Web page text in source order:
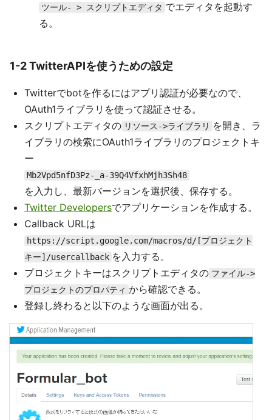
ツール- > スクリプトエディタ でエディタを起動す
る。
1-2 TwitterAPIを使うための設定
Twitterでbotを作るにはアプリ認証が必要なので、
OAuth1ライブラリを使って認証させる。
スクリプトエディタの リソース->ライブラリ を開き、ラ
イブラリの検索にOAuth1ライブラリのプロジェクトキ
ー
Mb2Vpd5nfD3Pz-_a-39Q4VfxhMjh3Sh48
を入力し、最新バージョンを選択後、保存する。
Twitter Developersでアプリケーションを作成する。
Callback URLは
https://script.google.com/macros/d/[プロジェクト
キー]/usercallback を入力する。
プロジェクトキーはスクリプトエディタの ファイル->
プロジェクトのプロパティ から確認できる。
登録し終わると以下のような画面が出る。